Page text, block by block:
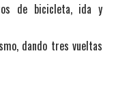
de bicicleta, ida y
dando tres vueltas